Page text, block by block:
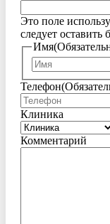
Это поле
следует оставить
Имя
Телефон
Клиника
Комментарий